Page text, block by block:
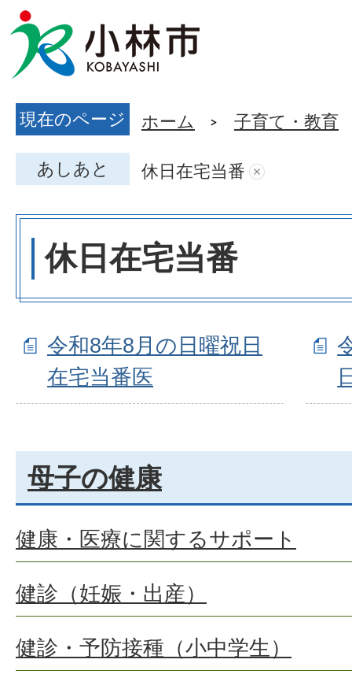
現在のページ ホーム 子育て・教育
あしあと 休日在宅当番
休日在宅当番
令和8年8月の日曜祝日
在宅当番医
母子の健康
健康・医療に関するサポート
健診（妊娠・出産）
健診・予防接種（小中学生）